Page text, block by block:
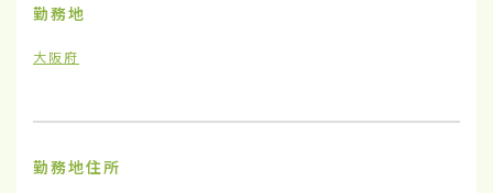
勤務地
大阪府
勤務地住所